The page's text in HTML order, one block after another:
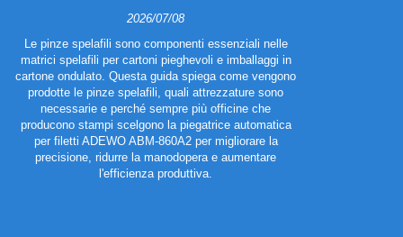
2026/07/08
Le pinze spelafili sono componenti essenziali nelle
matrici spelafili per cartoni pieghevoli e imballaggi in
cartone ondulato. Questa guida spiega come vengono
prodotte le pinze spelafili, quali attrezzature sono
necessarie e perché sempre più officine che
producono stampi scelgono la piegatrice automatica
per filetti ADEWO ABM-860A2 per migliorare la
precisione, ridurre la manodopera e aumentare
l'efficienza produttiva.